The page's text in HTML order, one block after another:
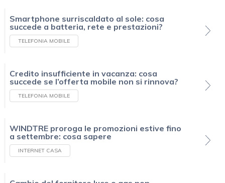
Smartphone surriscaldato al sole: cosa
succede a batteria, rete e prestazioni?
TELEFONIA MOBILE
Credito insufficiente in vacanza: cosa
succede se l’offerta mobile non si rinnova?
TELEFONIA MOBILE
WINDTRE proroga le promozioni estive fino
a settembre: cosa sapere
INTERNET CASA